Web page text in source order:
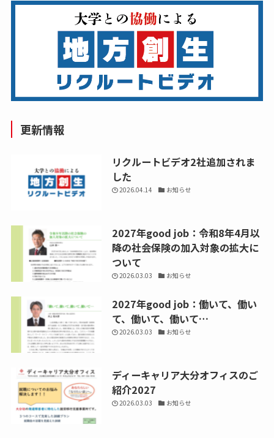
更新情報
リクルートビデオ2社追加されま
した
2026.04.14 お知らせ
2027年good job：令和8年4月以
降の社会保険の加入対象の拡大に
ついて
2026.03.03 お知らせ
2027年good job：働いて、働い
て、働いて、働いて…
2026.03.03 お知らせ
ディーキャリア大分オフィスのご
紹介2027
2026.03.03 お知らせ